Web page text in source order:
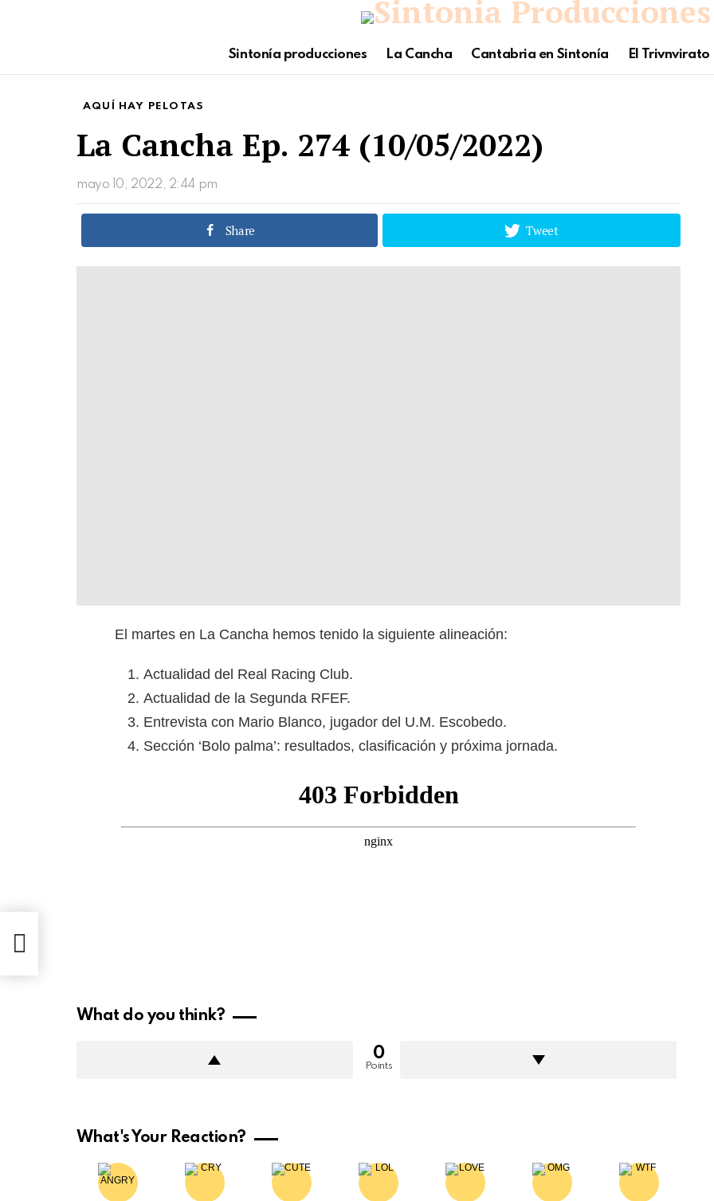
Sintonía producciones La Cancha Cantabria en Sintonía El Trivnvirato
AQUÍ HAY PELOTAS
La Cancha Ep. 274 (10/05/2022)
mayo 10, 2022, 2:44 pm
Share Tweet
El martes en La Cancha hemos tenido la siguiente alineación:
Actualidad del Real Racing Club.
Actualidad de la Segunda RFEF.
Entrevista con Mario Blanco, jugador del U.M. Escobedo.
Sección ‘Bolo palma’: resultados, clasificación y próxima jornada.
What do you think?
0
Points
What's Your Reaction?